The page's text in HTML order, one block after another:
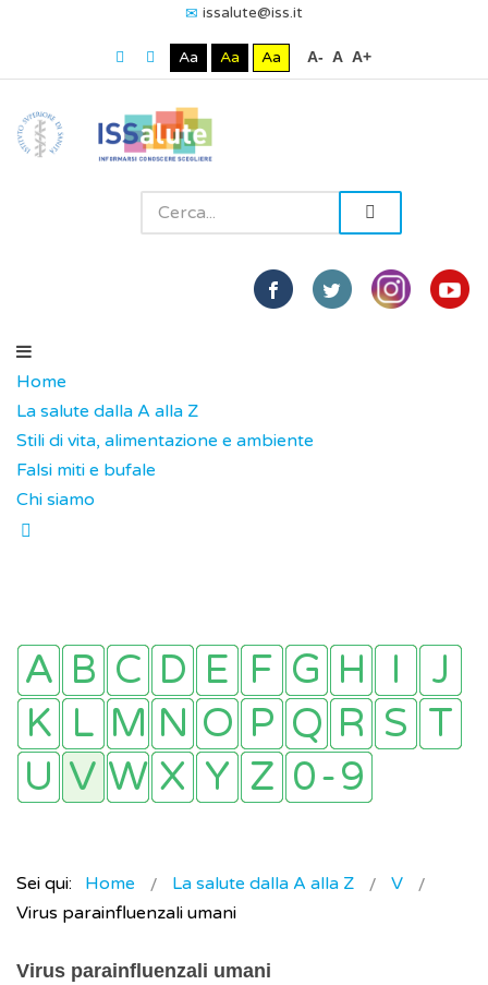
issalute@iss.it
Aa Aa Aa A- A A+
Home
La salute dalla A alla Z
Stili di vita, alimentazione e ambiente
Falsi miti e bufale
Chi siamo
Sei qui: Home La salute dalla A alla Z
V
Virus parainfluenzali umani
Virus parainfluenzali umani